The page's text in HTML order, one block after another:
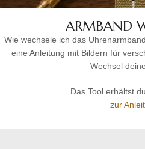
ARMBAND
Wie wechsele ich das
eine Anleitung mit Bildern für
Wechsel
Das Tool erhältst
zur